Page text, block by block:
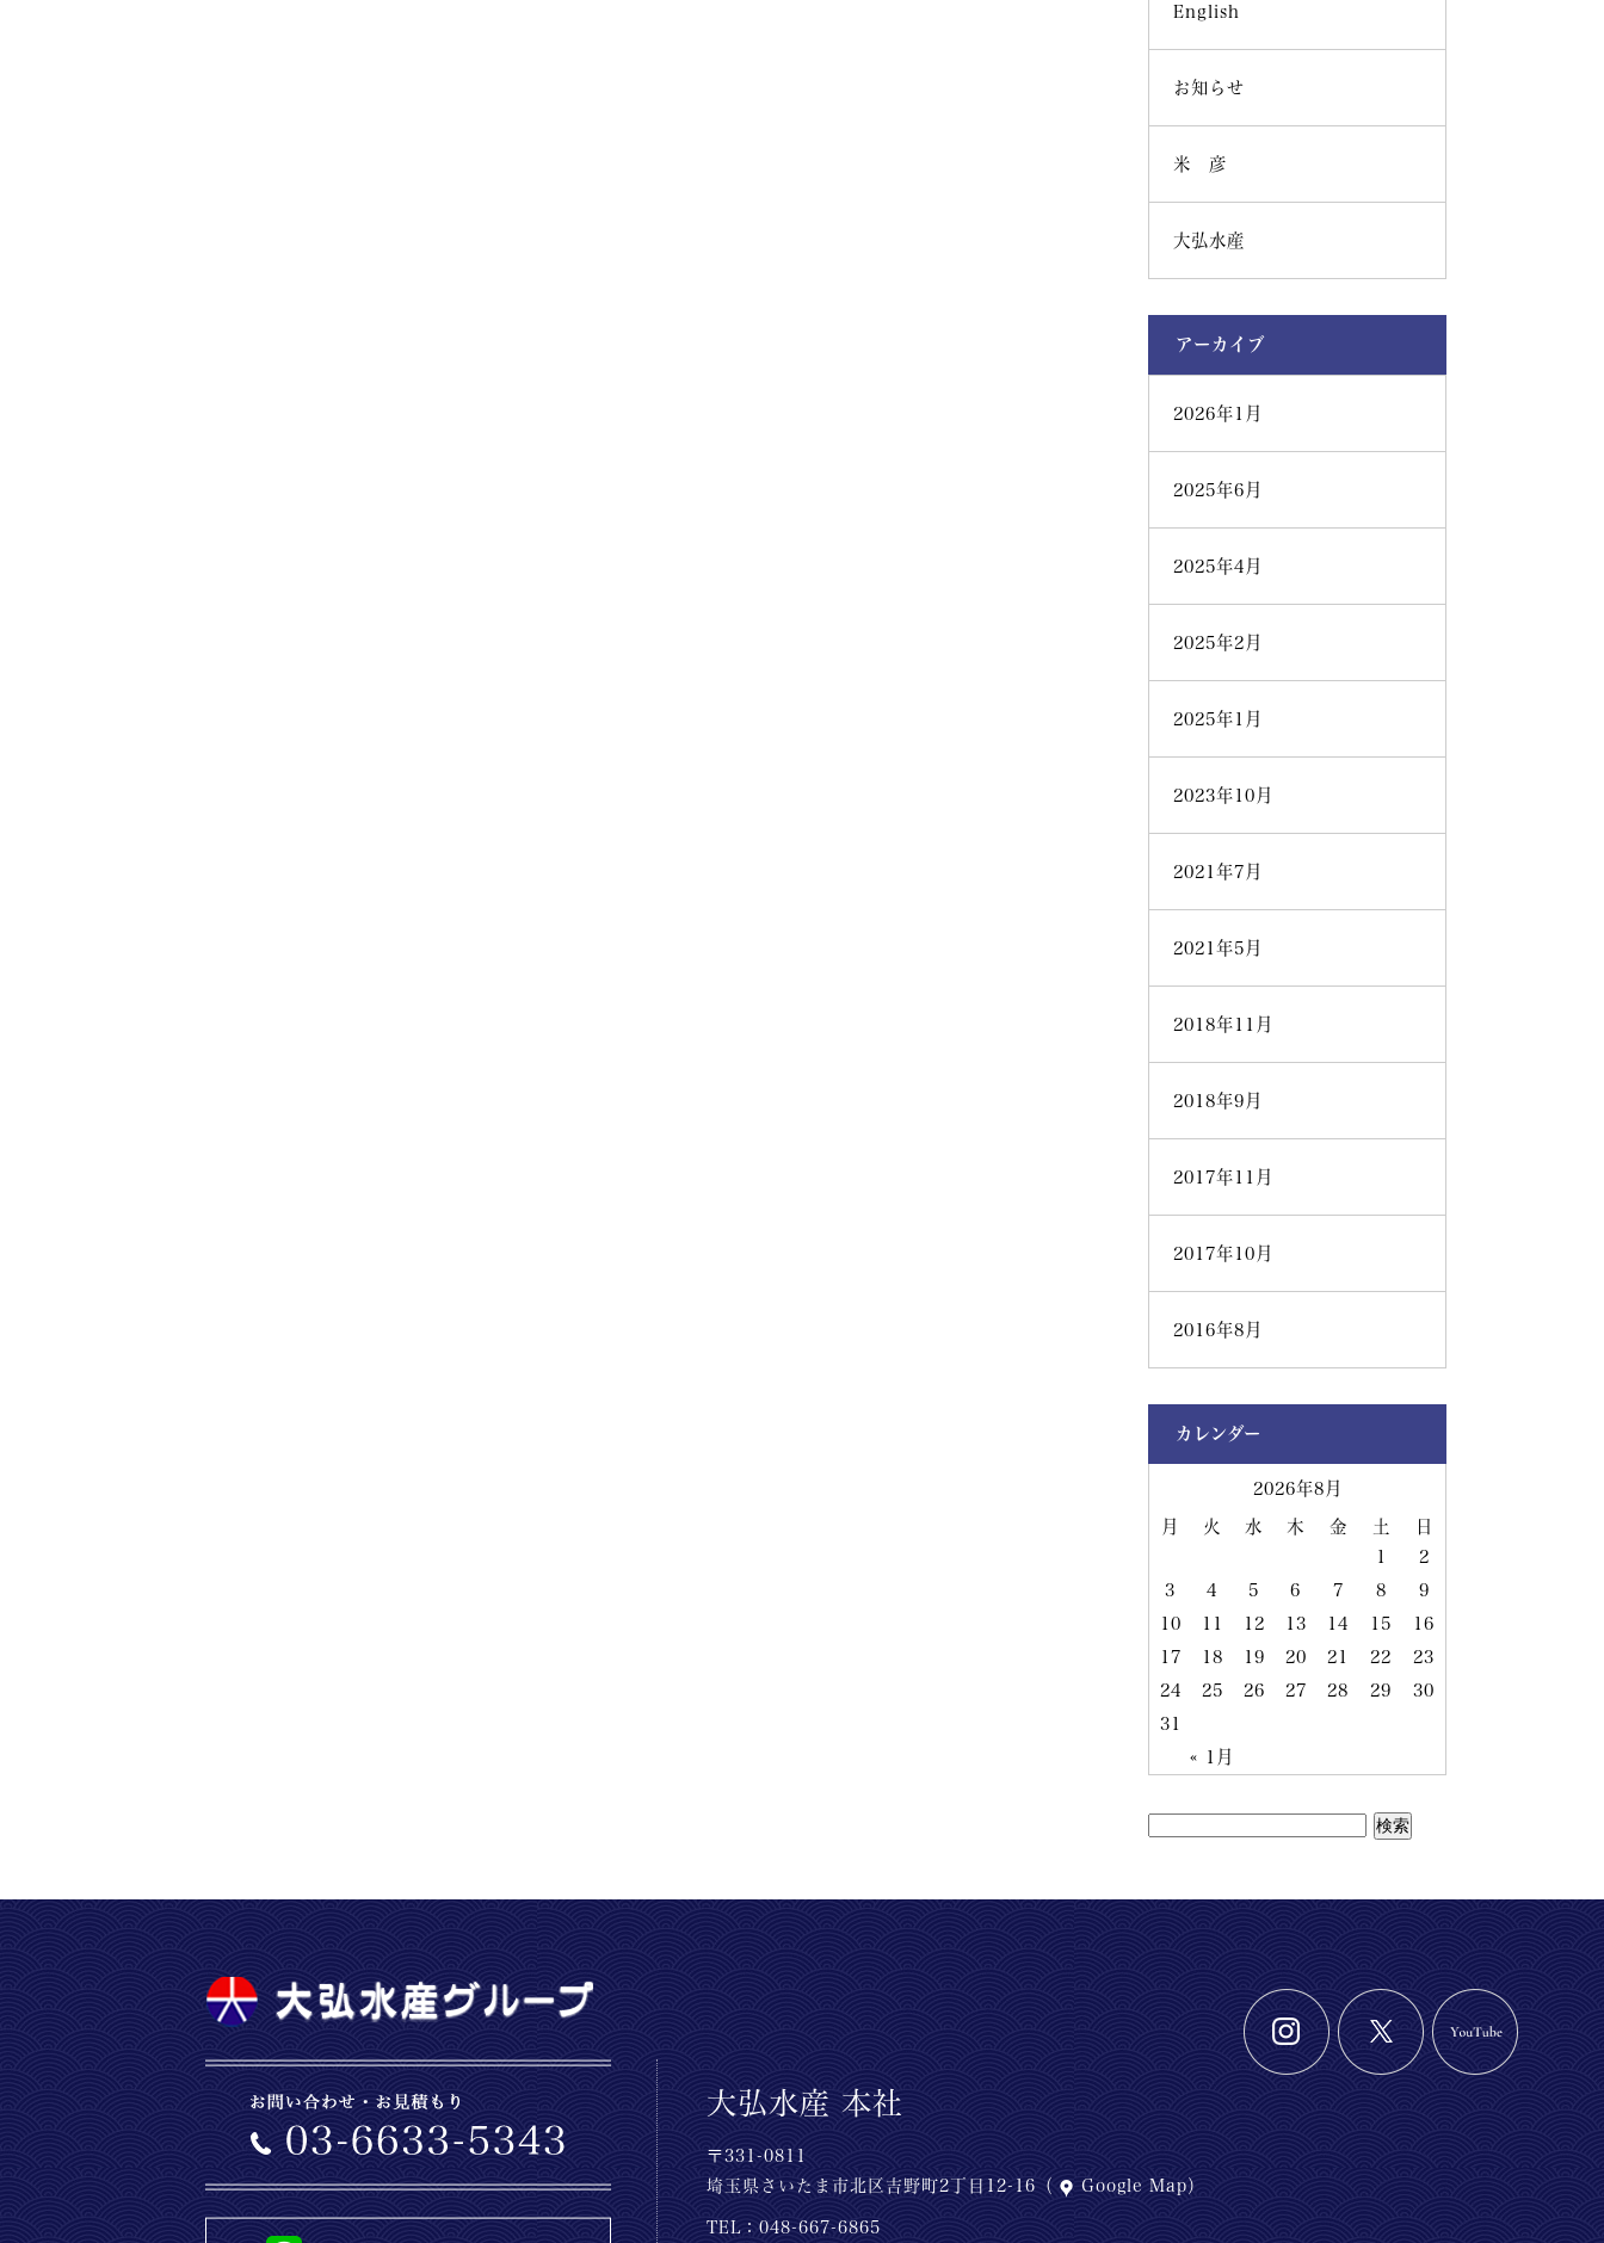
English
お知らせ
米 彦
大弘水産
アーカイブ
2026年1月
2025年6月
2025年4月
2025年2月
2025年1月
2023年10月
2021年7月
2021年5月
2018年11月
2018年9月
2017年11月
2017年10月
2016年8月
カレンダー
2026年8月
月 火 水 木 金 土 日
« 1月
1
2
3
4 5 6 7 8
9
10
11 12 13 14 15
16
17
18 19 20 21 22
23
24
25 26 27 28 29
30
31
大弘水産 本社
〒331-0811
埼玉県さいたま市北区吉野町2丁目12-16（
Google Map）
TEL： 048-667-6865